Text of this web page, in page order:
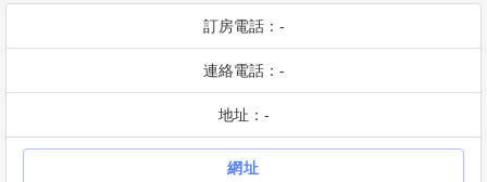
訂房電話：-
連絡電話：-
地址：-
網址